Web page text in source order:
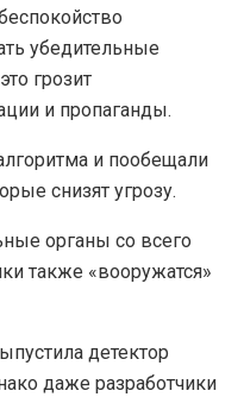
убедительные
грозит
и пропаганды.
и пообещали
снизят угрозу.
органы со всего
также «вооружатся»
детектор
даже разработчики